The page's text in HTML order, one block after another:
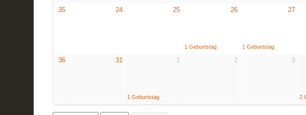
35 24 25 26
1 Geburtstag
27
1 Geburtstag
36 31 1
1 Geburtstag
2 3
2